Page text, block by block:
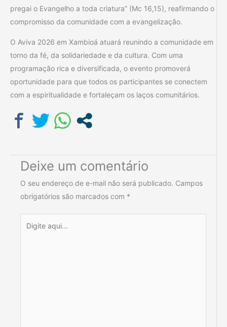
pregai o Evangelho a toda criatura” (Mc 16,15), reafirmando o
compromisso da comunidade com a evangelização.
O Aviva 2026 em Xambioá atuará reunindo a comunidade em
torno da fé, da solidariedade e da cultura. Com uma
programação rica e diversificada, o evento promoverá
oportunidade para que todos os participantes se conectem
com a espiritualidade e fortaleçam os laços comunitários.
Deixe um comentário
O seu endereço de e-mail não será publicado. Campos
obrigatórios são marcados com *
aqui...